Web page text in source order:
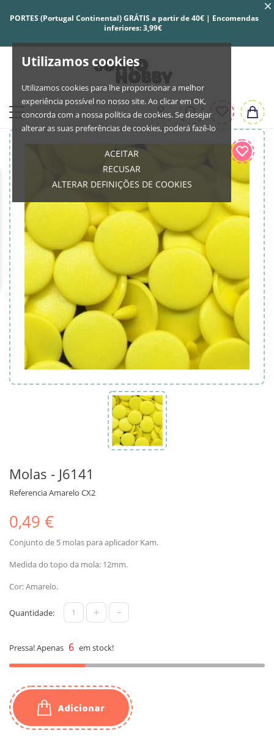
Utilizamos cookies
Utilizamos cookies para lhe proporcionar a melhor
experiência possível no nosso site. Ao clicar em OK,
concorda com a nossa política de cookies. Se desejar
alterar as suas preferências de cookies, poderá fazê-lo
ACEITAR
RECUSAR
ALTERAR DEFINIÇÕES DE COOKIES
PORTES (Portugal Continental) GRÁTIS a partir de 40€ | Encomendas
inferiores: 3,99€
Molas - J6141
ReferenciaAmarelo CX2
0,49 €
Conjunto de 5 molas para aplicador Kam.
Medida do topo da mola: 12mm.
Cor: Amarelo.
Quantidade: + -
Pressa! Apenas 6 em stock!
Adicionar